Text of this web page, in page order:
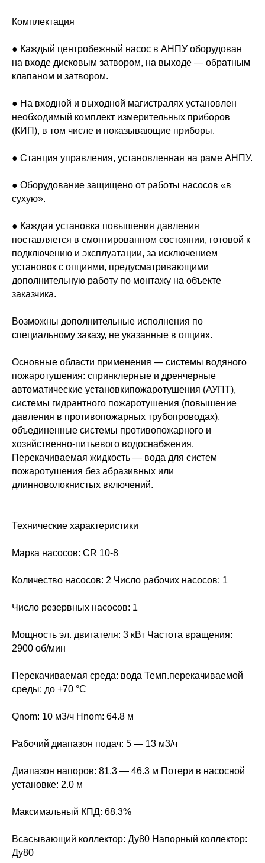
Комплектация
● Каждый центробежный насос в АНПУ оборудован
на входе дисковым затвором, на выходе — обратным
клапаном и затвором.
● На входной и выходной магистралях установлен
необходимый комплект измерительных приборов
(КИП), в том числе и показывающие приборы.
● Станция управления, установленная на раме АНПУ.
● Оборудование защищено от работы насосов «в
сухую».
● Каждая установка повышения давления
поставляется в смонтированном состоянии, готовой к
подключению и эксплуатации, за исключением
установок с опциями, предусматривающими
дополнительную работу по монтажу на объекте
заказчика.
Возможны дополнительные исполнения по
специальному заказу, не указанные в опциях.
Основные области применения — системы водяного
пожаротушения: спринклерные и дренчерные
автоматические установкипожаротушения (АУПТ),
системы гидрантного пожаротушения (повышение
давления в противопожарных трубопроводах),
объединенные системы противопожарного и
хозяйственно-питьевого водоснабжения.
Перекачиваемая жидкость — вода для систем
пожаротушения без абразивных или
длинноволокнистых включений.
Технические характеристики
Марка насосов: CR 10-8
Количество насосов: 2 Число рабочих насосов: 1
Число резервных насосов: 1
Мощность эл. двигателя: 3 кВт Частота вращения:
2900 об/мин
Перекачиваемая среда: вода Темп.перекачиваемой
среды: до +70 °С
Qnom: 10 м3/ч Hnom: 64.8 м
Рабочий диапазон подач: 5 — 13 м3/ч
Диапазон напоров: 81.3 — 46.3 м Потери в насосной
установке: 2.0 м
Максимальный КПД: 68.3%
Всасывающий коллектор: Ду80 Напорный коллектор:
Ду80